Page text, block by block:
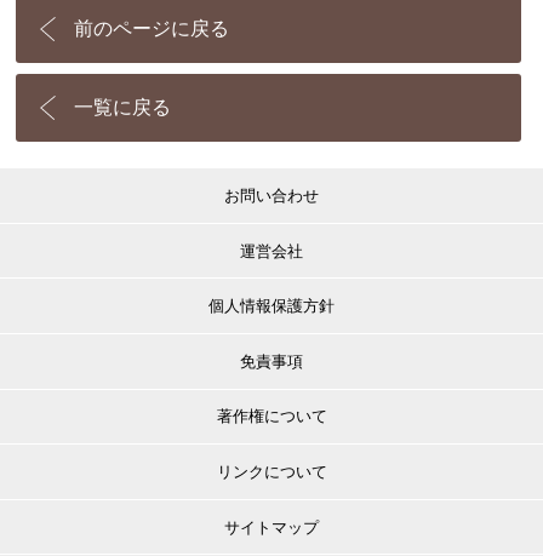
前のページに戻る
一覧に戻る
お問い合わせ
運営会社
個人情報保護方針
免責事項
著作権について
リンクについて
サイトマップ